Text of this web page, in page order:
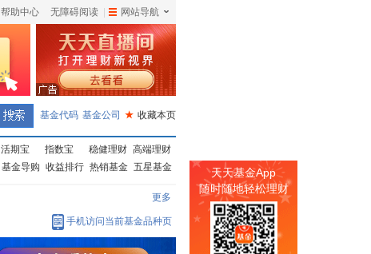
帮助中心 无障碍阅读 网站导航
基金代码 基金公司 ★ 收藏本页
活期宝 指数宝 稳健理财 高端理财
基金导购 收益排行 热销基金 五星基金
更多
手机访问当前基金品种页